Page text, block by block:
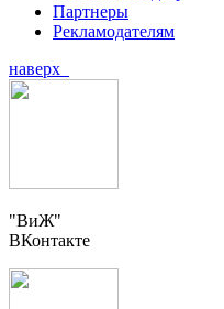
Партнеры
Рекламодателям
наверх
"ВиЖ"
ВКонтакте